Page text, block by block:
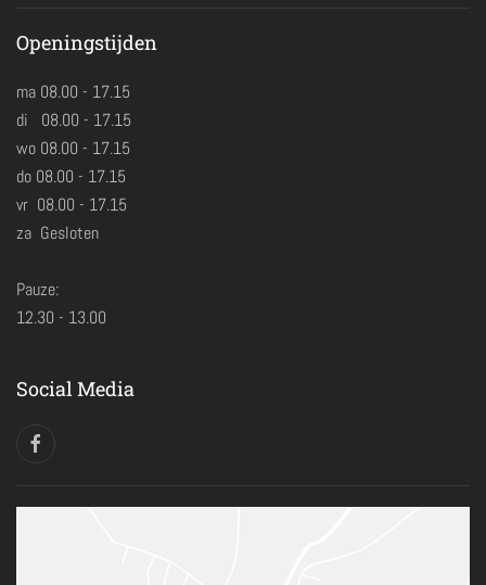
Openingstijden
ma 08.00 - 17.15
di 08.00 - 17.15
wo 08.00 - 17.15
do 08.00 - 17.15
vr 08.00 - 17.15
za Gesloten
Pauze:
12.30 - 13.00
Social Media